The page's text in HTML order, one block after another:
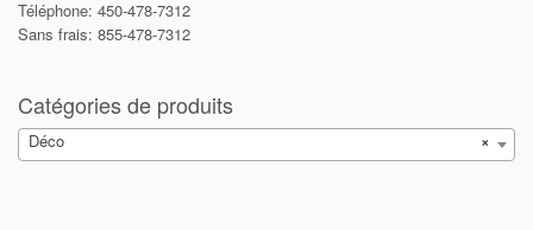
Téléphone: 450-478-7312
Sans frais: 855-478-7312
Catégories de produits
×
Déco